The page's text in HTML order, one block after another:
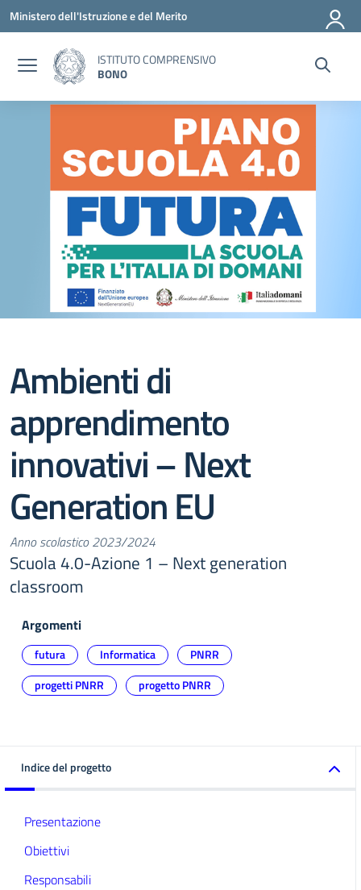
Vai ai contenuti
Vai al menu di navigazione
Vai al footer
Ministero dell'Istruzione e del Merito
ISTITUTO COMPRENSIVO
BONO
Ambienti di
apprendimento
innovativi – Next
Generation EU
Anno scolastico 2023/2024
Scuola 4.0-Azione 1 – Next generation
classroom
Argomenti
futura Informatica
PNRR
progetti PNRR
progetto PNRR
Indice del progetto
Presentazione
Obiettivi
Responsabili